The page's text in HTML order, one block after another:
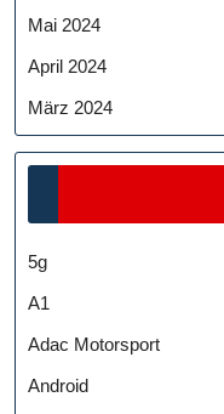
Mai 2024
April 2024
März 2024
5g
A1
Adac Motorsport
Android